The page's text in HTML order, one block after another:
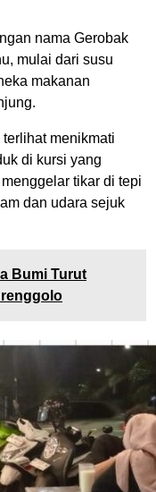
nama Gerobak
mulai dari susu
makanan
menikmati
di kursi yang
tikar di tepi
dan udara sejuk
Bumi Turut